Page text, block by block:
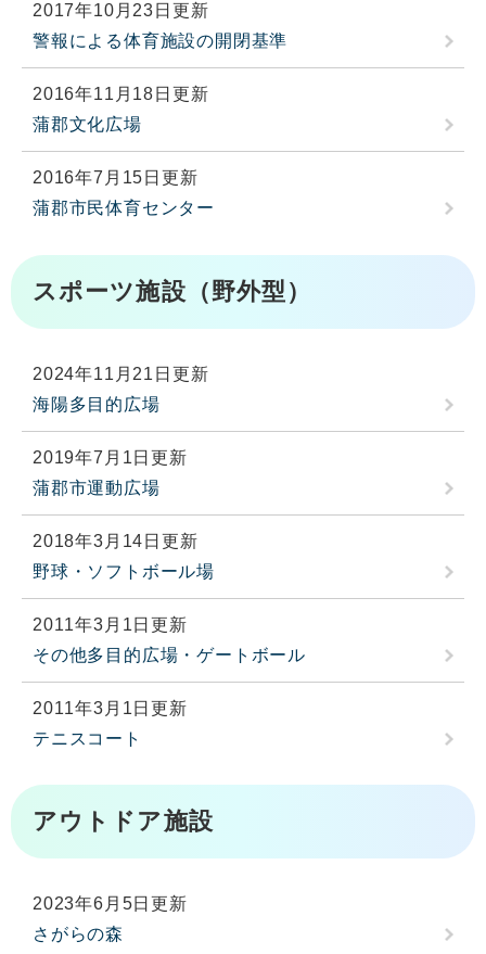
2017年10月23日更新
警報による体育施設の開閉基準
2016年11月18日更新
蒲郡文化広場
2016年7月15日更新
蒲郡市民体育センター
スポーツ施設（野外型）
2024年11月21日更新
海陽多目的広場
2019年7月1日更新
蒲郡市運動広場
2018年3月14日更新
野球・ソフトボール場
2011年3月1日更新
その他多目的広場・ゲートボール
2011年3月1日更新
テニスコート
アウトドア施設
2023年6月5日更新
さがらの森